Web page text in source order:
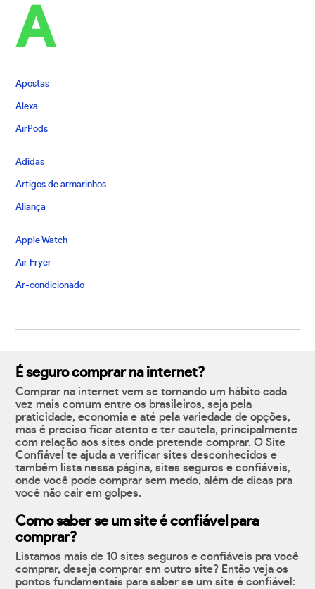
A
Apostas
Alexa
AirPods
Adidas
Artigos de armarinhos
Aliança
Apple Watch
Air Fryer
Ar-condicionado
É seguro comprar na internet?
Comprar na internet vem se tornando um hábito cada
vez mais comum entre os brasileiros, seja pela
praticidade, economia e até pela variedade de opções,
mas é preciso ficar atento e ter cautela, principalmente
com relação aos sites onde pretende comprar. O Site
Confiável te ajuda a verificar sites desconhecidos e
também lista nessa página, sites seguros e confiáveis,
onde você pode comprar sem medo, além de dicas pra
você não cair em golpes.
Como saber se um site é confiável para
comprar?
Listamos mais de 10 sites seguros e confiáveis pra você
comprar, deseja comprar em outro site? Então veja os
pontos fundamentais para saber se um site é confiável: